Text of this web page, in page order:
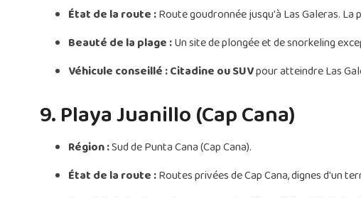
État de la route :Route goudronnée jusqu'à Las Galeras.
Beauté de la plage :Un site de plongée et de snorkeling
Véhicule conseillé :Citadine ou SUVpour atteindre Las
9. Playa Juanillo (Cap Cana)
Région :Sud de Punta Cana (Cap Cana).
État de la route :Routes privées de Cap Cana, dignes d'un